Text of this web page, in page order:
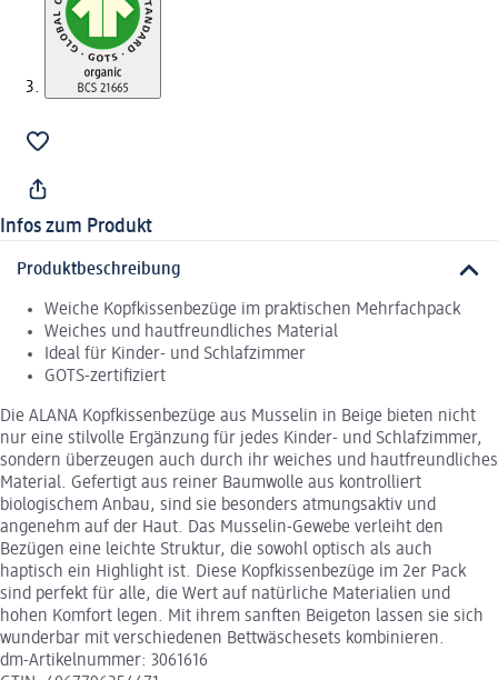
Infos zum Produkt
Produktbeschreibung
Weiche Kopfkissenbezüge im praktischen Mehrfachpack
Weiches und hautfreundliches Material
Ideal für Kinder- und Schlafzimmer
GOTS-zertifiziert
Die ALANA Kopfkissenbezüge aus Musselin in Beige bieten nicht
nur eine stilvolle Ergänzung für jedes Kinder- und Schlafzimmer,
sondern überzeugen auch durch ihr weiches und hautfreundliches
Material. Gefertigt aus reiner Baumwolle aus kontrolliert
biologischem Anbau, sind sie besonders atmungsaktiv und
angenehm auf der Haut. Das Musselin-Gewebe verleiht den
Bezügen eine leichte Struktur, die sowohl optisch als auch
haptisch ein Highlight ist. Diese Kopfkissenbezüge im 2er Pack
sind perfekt für alle, die Wert auf natürliche Materialien und
hohen Komfort legen. Mit ihrem sanften Beigeton lassen sie sich
wunderbar mit verschiedenen Bettwäschesets kombinieren.
dm-Artikelnummer: 3061616